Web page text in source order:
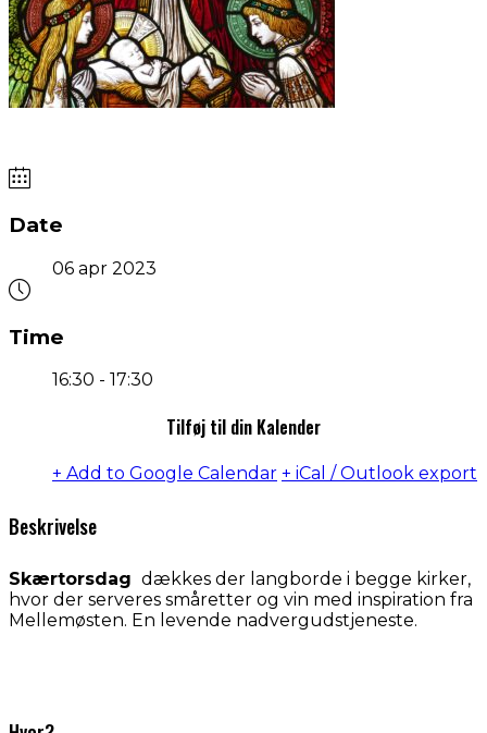
Date
06 apr 2023
Time
16:30 - 17:30
Tilføj til din Kalender
+ Add to Google Calendar + iCal / Outlook export
Beskrivelse
Skærtorsdag dækkes der langborde i begge kirker,
hvor der serveres småretter og vin med inspiration fra
Mellemøsten. En levende nadvergudstjeneste.